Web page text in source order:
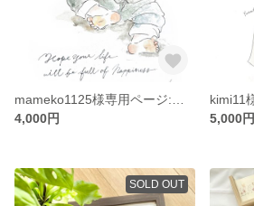
4,000円
5,000円
SOLD OUT